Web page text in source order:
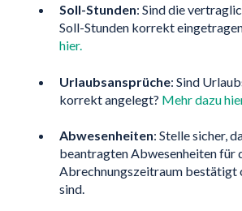
Soll-Stunden: Sind die
Soll-Stunden korrekt
hier.
Urlaubsansprüche: Sind
korrekt angelegt? Mehr dazu
Abwesenheiten: Stelle sicher,
beantragten Abwesenheiten für
Abrechnungszeitraum bestätigt
sind.